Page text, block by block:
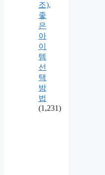
조),
좋
은
아
이
템
선
택
방
법
(1,231)